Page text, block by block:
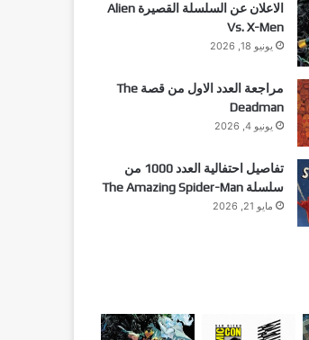
الاعلان عن السلسلة القصيرة Alien
Vs. X-Men
يونيو 18, 2026
مراجعة العدد الاول من قصة The
Deadman
يونيو 4, 2026
تفاصيل احتفالية العدد 1000 من
سلسلة The Amazing Spider-Man
مايو 21, 2026